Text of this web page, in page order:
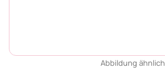
Abbildung ähnlich